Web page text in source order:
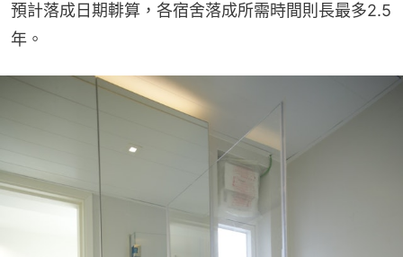
預計落成日期輫算，各宿舍落成所需時間則長最多2.5
年。